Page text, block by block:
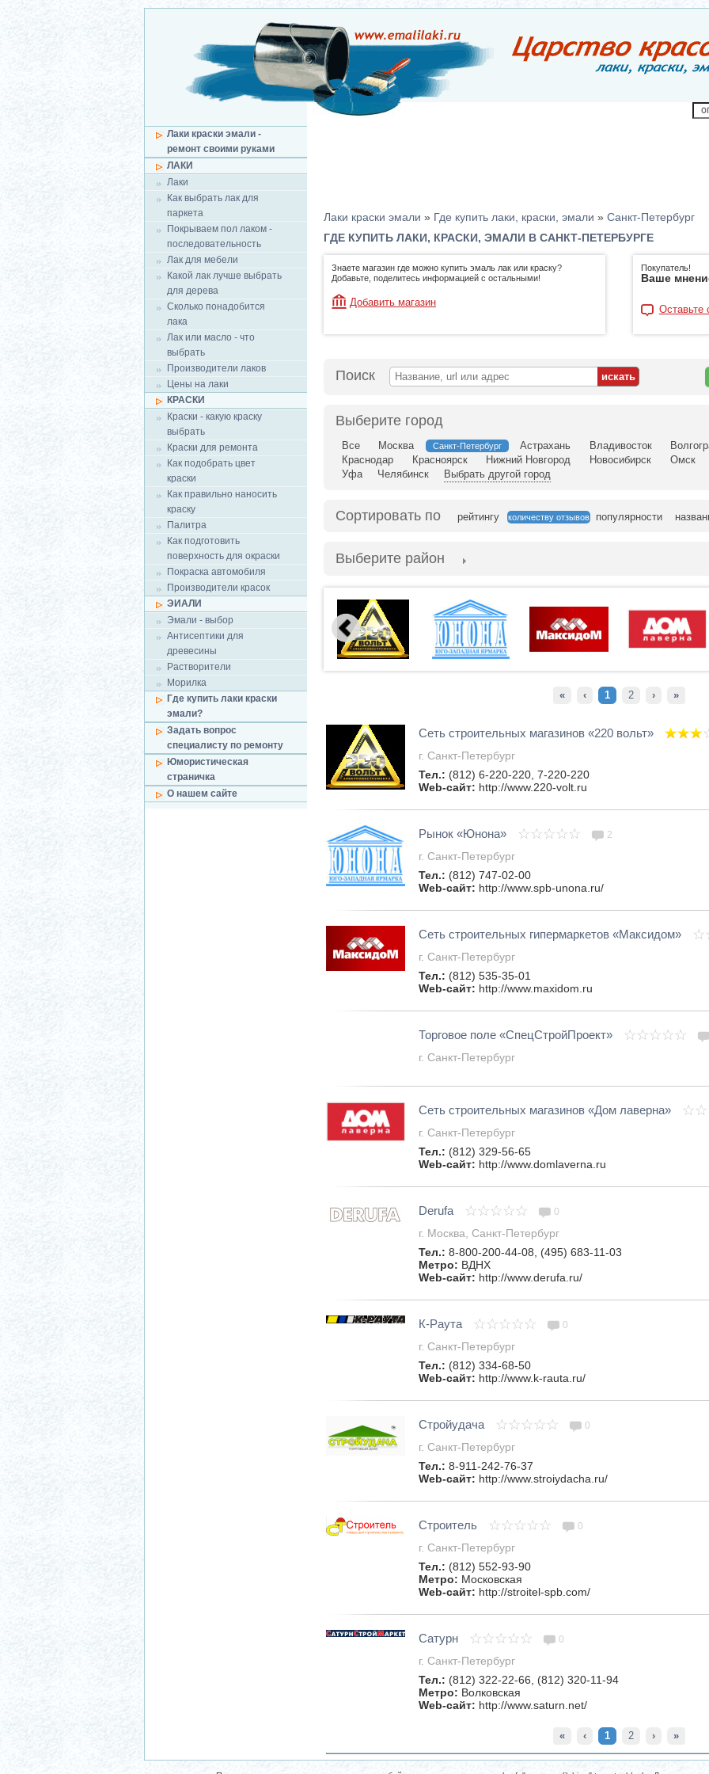
Лаки краски эмали -
ремонт своими руками
ЛАКИ
Лаки
Как выбрать лак для
паркета
Покрываем пол лаком -
последовательность
Лак для мебели
Какой лак лучше выбрать
для дерева
Сколько понадобится
лака
Лак или масло - что
выбрать
Производители лаков
Цены на лаки
КРАСКИ
Краски - какую краску
выбрать
Краски для ремонта
Как подобрать цвет
краски
Как правильно наносить
краску
Палитра
Как подготовить
поверхность для окраски
Покраска автомобиля
Производители красок
ЭИАЛИ
Эмали - выбор
Антисептики для
древесины
Растворители
Морилка
Где купить лаки краски
эмали?
Задать вопрос
специалисту по ремонту
Юмористическая
страничка
О нашем сайте
Лаки краски эмали » Где купить лаки, краски, эмали » Санкт-Петербург
ГДЕ КУПИТЬ ЛАКИ, КРАСКИ, ЭМАЛИ В САНКТ-ПЕТЕРБУРГЕ
Знаете магазин где можно купить эмаль лак или краску?
Добавьте, поделитесь информацией с остальными!
Добавить магазин
Покупатель!
Ваше
Оставьте
Поиск
Выберите город
Все Москва Санкт-Петербург Астрахань Владивосток
Краснодар
Красноярск Нижний Новгород Новосибирск
Омск
Уфа
Челябинск Выбрать другой город
Сортировать по рейтингу количеству отзывов популярности
Выберите район
« ‹ 1 2 › »
Сеть строительных магазинов «220 вольт»
г. Санкт-Петербург
Тел.: (812) 6-220-220, 7-220-220
Web-сайт: http://www.220-volt.ru
Рынок «Юнона» 2
г. Санкт-Петербург
Тел.: (812) 747-02-00
Web-сайт: http://www.spb-unona.ru/
Сеть строительных гипермаркетов «Максидом»
г. Санкт-Петербург
Тел.: (812) 535-35-01
Web-сайт: http://www.maxidom.ru
Торговое поле «СпецСтройПроект»
г. Санкт-Петербург
Сеть строительных магазинов «Дом лаверна»
г. Санкт-Петербург
Тел.: (812) 329-56-65
Web-сайт: http://www.domlaverna.ru
Derufa 0
г. Москва, Санкт-Петербург
Тел.: 8-800-200-44-08, (495) 683-11-03
Метро: ВДНХ
Web-сайт: http://www.derufa.ru/
К-Раута 0
г. Санкт-Петербург
Тел.: (812) 334-68-50
Web-сайт: http://www.k-rauta.ru/
Стройудача 0
г. Санкт-Петербург
Тел.: 8-911-242-76-37
Web-сайт: http://www.stroiydacha.ru/
Строитель 0
г. Санкт-Петербург
Тел.: (812) 552-93-90
Метро: Московская
Web-сайт: http://stroitel-spb.com/
Сатурн 0
г. Санкт-Петербург
Тел.: (812) 322-22-66, (812) 320-11-94
Метро: Волковская
Web-сайт: http://www.saturn.net/
« ‹ 1 2 › »